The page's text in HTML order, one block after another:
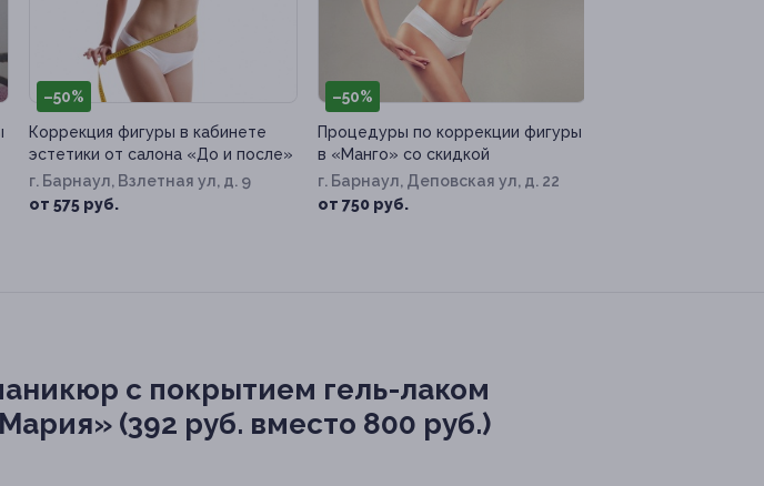
–50%
Коррекция фигуры в кабинете
эстетики от салона «До и после»
г. Барнаул, Взлетная ул, д. 9
от 575 руб.
–50%
Процедуры по коррекции фигуры
в «Манго» со скидкой
г. Барнаул, Деповская ул, д. 22
от 750 руб.
с покрытием гель-лаком
(392 руб. вместо 800 руб.)